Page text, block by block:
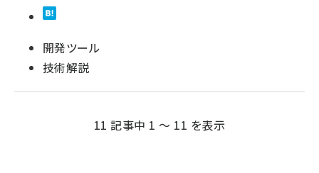
開発ツール
技術解説
11 記事中 1 ～ 11 を表示